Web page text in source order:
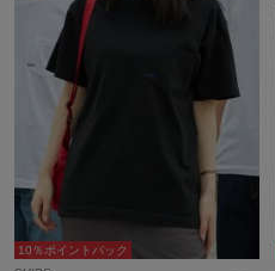
10％ポイントバック